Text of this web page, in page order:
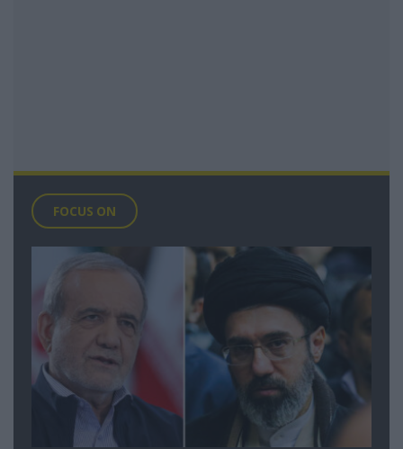
FOCUS ON